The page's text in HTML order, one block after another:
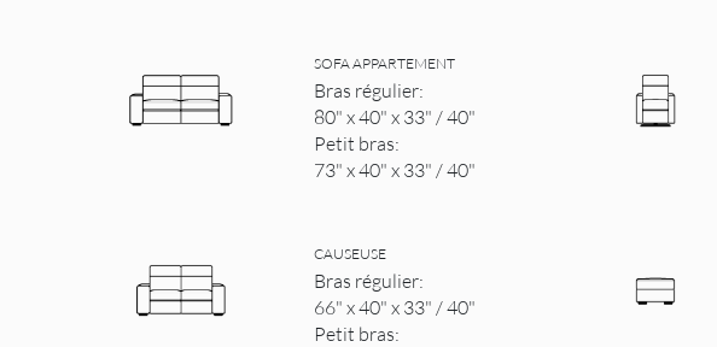
SOFA APPARTEMENT
Bras régulier:
80" x 40" x 33" / 40"
Petit bras:
73" x 40" x 33" / 40"
CAUSEUSE
Bras régulier:
66" x 40" x 33" / 40"
Petit bras: